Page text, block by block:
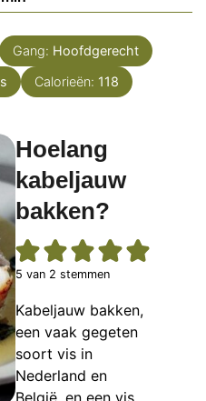
Gang: Hoofdgerecht
Calorieën: 118
Hoelang
kabeljauw
bakken?
5 van 2 stemmen
Kabeljauw bakken,
een vaak gegeten
soort vis in
Nederland en
België, en een vis